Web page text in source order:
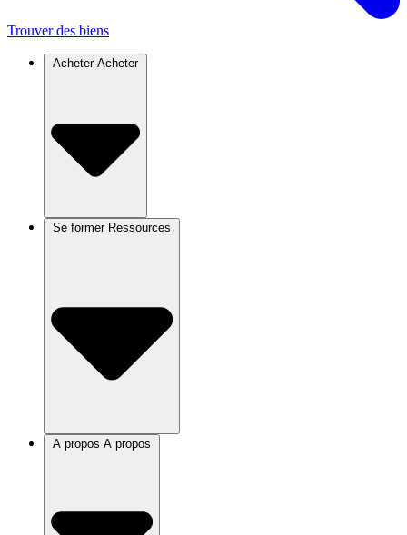
Trouver des biens
Acheter Acheter
Se former
A propos